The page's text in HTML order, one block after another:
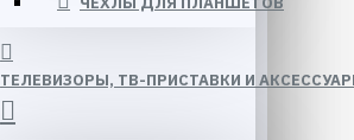
ТЕЛЕВИЗОРЫ, ТВ-ПРИСТАВКИ И